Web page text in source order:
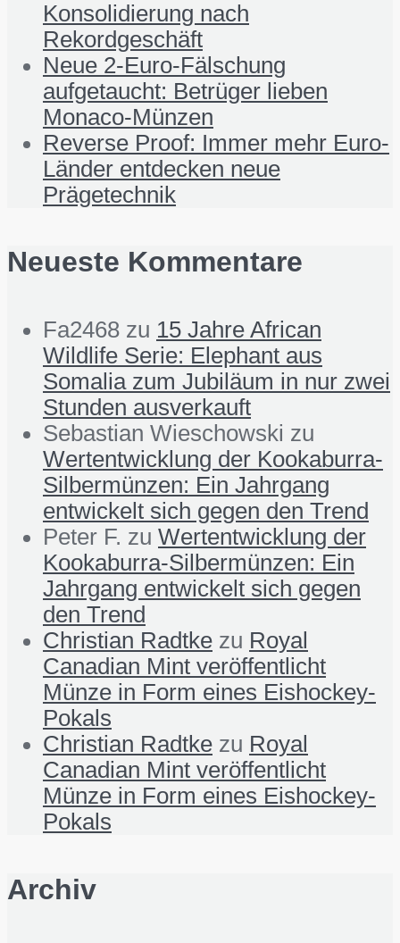
Konsolidierung nach
Rekordgeschäft
Neue 2-Euro-Fälschung
aufgetaucht: Betrüger lieben
Monaco-Münzen
Reverse Proof: Immer mehr Euro-
Länder entdecken neue
Prägetechnik
Neueste Kommentare
Fa2468 zu 15 Jahre African
Wildlife Serie: Elephant aus
Somalia zum Jubiläum in nur zwei
Stunden ausverkauft
Sebastian Wieschowski zu
Wertentwicklung der Kookaburra-
Silbermünzen: Ein Jahrgang
entwickelt sich gegen den Trend
Peter F. zu Wertentwicklung der
Kookaburra-Silbermünzen: Ein
Jahrgang entwickelt sich gegen
den Trend
Christian Radtke zu Royal
Canadian Mint veröffentlicht
Münze in Form eines Eishockey-
Pokals
Christian Radtke zu Royal
Canadian Mint veröffentlicht
Münze in Form eines Eishockey-
Pokals
Archiv